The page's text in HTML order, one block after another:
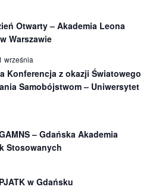
Otwarty – Akademia Leona
Warszawie
września
Konferencja z okazji Światowego
Samobójstwom – Uniwersytet
– Gdańska Akademia
Stosowanych
w Gdańsku